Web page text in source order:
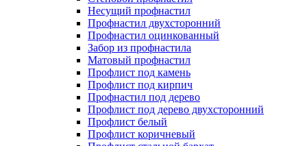
Несущий профнастил
Профнастил двухсторонний
Профнастил оцинкованный
Забор из профнастила
Матовый профнастил
Профлист под камень
Профлист под кирпич
Профнастил под дерево
Профлист под дерево двухсторонний
Профлист белый
Профлист коричневый